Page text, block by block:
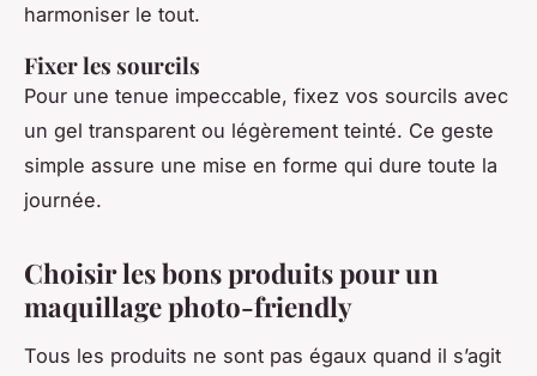
harmoniser le tout.
Fixer les sourcils
Pour une tenue impeccable, fixez vos sourcils avec
un gel transparent ou légèrement teinté. Ce geste
simple assure une mise en forme qui dure toute la
journée.
Choisir les bons produits pour un
maquillage photo-friendly
Tous les produits ne sont pas égaux quand il s’agit